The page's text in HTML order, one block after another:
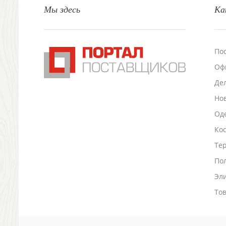
Подставки для визиток записок телефонов
Промо
Антистрессы
Мы здесь